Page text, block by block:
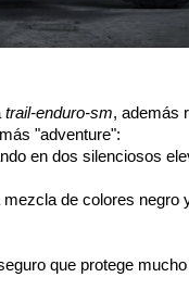
trail-enduro-sm, además
"adventure":
en dos silenciosos
de colores negro
que protege